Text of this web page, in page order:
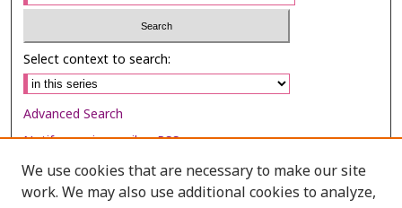
Select context to search:
Advanced Search
Notify me via email orRSS
Browse
We use cookies that are necessary to make our site
work. We may also use additional cookies to analyze,